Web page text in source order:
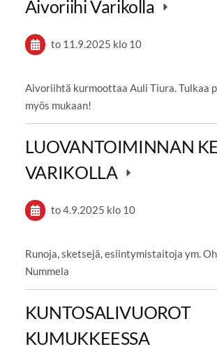
Aivoriihi Varikolla
to 11.9.2025 klo 10
Aivoriihtä kurmoottaa Auli Tiura. Tulkaa
myös mukaan!
LUOVANTOIMINNAN
VARIKOLLA
to 4.9.2025 klo 10
Runoja, sketsejä, esiintymistaitoja ym.
Nummela
KUNTOSALIVUOROT
KUMUKKEESSA